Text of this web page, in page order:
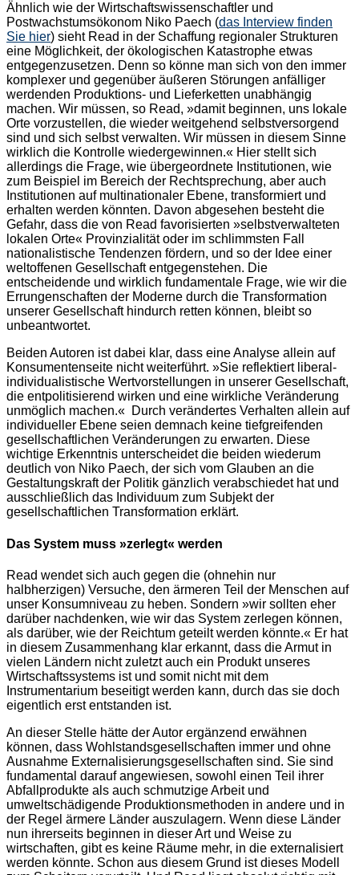
Ähnlich wie der Wirtschaftswissenschaftler und
Postwachstumsökonom Niko Paech (das Interview finden
Sie hier) sieht Read in der Schaffung regionaler Strukturen
eine Möglichkeit, der ökologischen Katastrophe etwas
entgegenzusetzen. Denn so könne man sich von den immer
komplexer und gegenüber äußeren Störungen anfälliger
werdenden Produktions- und Lieferketten unabhängig
machen. Wir müssen, so Read, »damit beginnen, uns lokale
Orte vorzustellen, die wieder weitgehend selbstversorgend
sind und sich selbst verwalten. Wir müssen in diesem Sinne
wirklich die Kontrolle wiedergewinnen.« Hier stellt sich
allerdings die Frage, wie übergeordnete Institutionen, wie
zum Beispiel im Bereich der Rechtsprechung, aber auch
Institutionen auf multinationaler Ebene, transformiert und
erhalten werden könnten. Davon abgesehen besteht die
Gefahr, dass die von Read favorisierten »selbstverwalteten
lokalen Orte« Provinzialität oder im schlimmsten Fall
nationalistische Tendenzen fördern, und so der Idee einer
weltoffenen Gesellschaft entgegenstehen. Die
entscheidende und wirklich fundamentale Frage, wie wir die
Errungenschaften der Moderne durch die Transformation
unserer Gesellschaft hindurch retten können, bleibt so
unbeantwortet.
Beiden Autoren ist dabei klar, dass eine Analyse allein auf
Konsumentenseite nicht weiterführt. »Sie reflektiert liberal-
individualistische Wertvorstellungen in unserer Gesellschaft,
die entpolitisierend wirken und eine wirkliche Veränderung
unmöglich machen.« Durch verändertes Verhalten allein auf
individueller Ebene seien demnach keine tiefgreifenden
gesellschaftlichen Veränderungen zu erwarten. Diese
wichtige Erkenntnis unterscheidet die beiden wiederum
deutlich von Niko Paech, der sich vom Glauben an die
Gestaltungskraft der Politik gänzlich verabschiedet hat und
ausschließlich das Individuum zum Subjekt der
gesellschaftlichen Transformation erklärt.
Das System muss »zerlegt« werden
Read wendet sich auch gegen die (ohnehin nur
halbherzigen) Versuche, den ärmeren Teil der Menschen auf
unser Konsumniveau zu heben. Sondern »wir sollten eher
darüber nachdenken, wie wir das System zerlegen können,
als darüber, wie der Reichtum geteilt werden könnte.« Er hat
in diesem Zusammenhang klar erkannt, dass die Armut in
vielen Ländern nicht zuletzt auch ein Produkt unseres
Wirtschaftssystems ist und somit nicht mit dem
Instrumentarium beseitigt werden kann, durch das sie doch
eigentlich erst entstanden ist.
An dieser Stelle hätte der Autor ergänzend erwähnen
können, dass Wohlstandsgesellschaften immer und ohne
Ausnahme Externalisierungsgesellschaften sind. Sie sind
fundamental darauf angewiesen, sowohl einen Teil ihrer
Abfallprodukte als auch schmutzige Arbeit und
umweltschädigende Produktionsmethoden in andere und in
der Regel ärmere Länder auszulagern. Wenn diese Länder
nun ihrerseits beginnen in dieser Art und Weise zu
wirtschaften, gibt es keine Räume mehr, in die externalisiert
werden könnte. Schon aus diesem Grund ist dieses Modell